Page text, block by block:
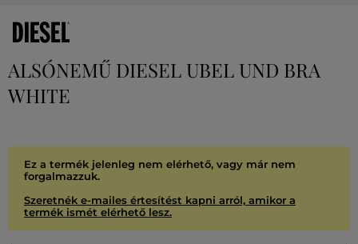
ALSÓNEMŰ DIESEL UBEL UND BRA
WHITE
Ez a termék jelenleg nem elérhető, vagy már nem
forgalmazzuk.
Szeretnék e-mailes értesítést kapni arról, amikor a
termék ismét elérhető lesz.